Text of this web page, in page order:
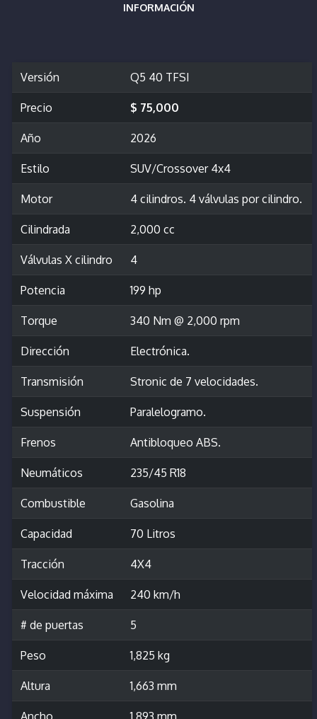
INFORMACIÓN
Versión Q5 40 TFSI
Precio $ 75,000
Año 2026
Estilo SUV/Crossover 4x4
Motor 4 cilindros. 4 válvulas por cilindro.
Cilindrada 2,000 cc
Válvulas X cilindro 4
Potencia 199 hp
Torque 340 Nm @ 2,000 rpm
Dirección Electrónica.
Transmisión Stronic de 7 velocidades.
Suspensión Paralelogramo.
Frenos Antibloqueo ABS.
Neumáticos 235/45 R18
Combustible Gasolina
Capacidad 70 Litros
Tracción 4X4
Velocidad máxima 240 km/h
# de puertas 5
Peso 1,825 kg
Altura 1,663 mm
Ancho 1,893 mm